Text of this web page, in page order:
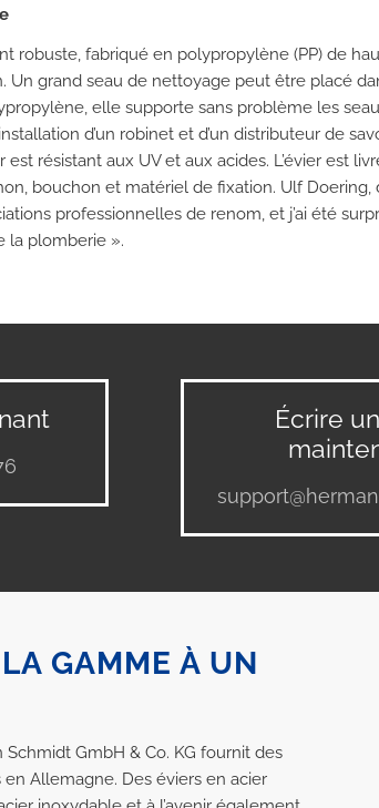
robuste, fabriqué en polypropylène (PP) de
Un grand seau de nettoyage peut être placé
elle supporte sans problème les
d’un robinet et d’un distributeur de
est résistant aux UV et aux acides. L’évier est
bouchon et matériel de fixation. Ulf
professionnelles de renom, et j’ai été
la plomberie ».
Écrire
GAMME À UN
GmbH & Co. KG fournit des
Allemagne. Des éviers en acier